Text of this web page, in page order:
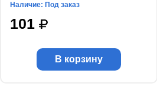
Наличие: Под заказ
101
В корзину